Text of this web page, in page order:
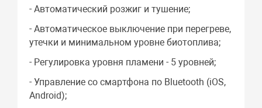
- Автоматический розжиг и тушение;
- Автоматическое выключение при перегреве,
утечки и минимальном уровне биотоплива;
- Регулировка уровня пламени - 5 уровней;
- Управление со смартфона по Bluetooth (iOS,
Android);